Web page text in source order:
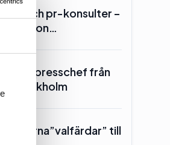
Lerin och pr-konsulter –
hämtar presschef från
Stockholm
till